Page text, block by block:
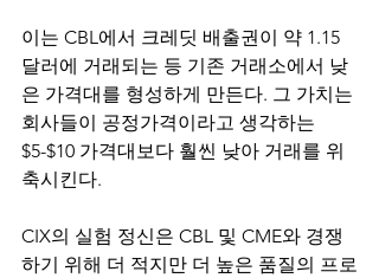
이는 CBL에서 크레딧 배출권이 약 1.15
달러에 거래되는 등 기존 거래소에서 낮
은 가격대를 형성하게 만든다. 그 가치는
회사들이 공정가격이라고 생각하는
$5-$10 가격대보다 훨씬 낮아 거래를 위
축시킨다.
CIX의 실험 정신은 CBL 및 CME와 경쟁
하기 위해 더 적지만 더 높은 품질의 프로